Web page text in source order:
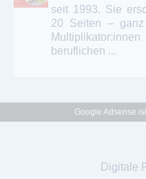
seit 1993. Sie
20 Seiten –
beruflichen ...
Google Adsense
Digitale